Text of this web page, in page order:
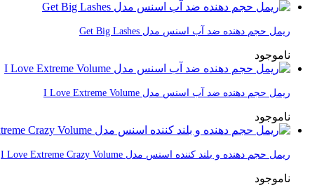
ریمل حجم دهنده ضد آب اسنس مدل Get Big Lashes
ناموجود
ریمل حجم دهنده ضد آب اسنس مدل I Love Extreme Volume
ناموجود
ریمل حجم دهنده و بلند کننده اسنس مدل I Love Extreme Crazy Volume
ناموجود